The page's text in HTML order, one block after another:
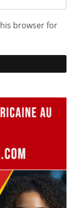
browser for